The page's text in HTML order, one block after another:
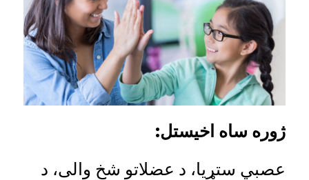
ژوره ساه اخیستل:
عصبي ستړیا، د عضلاتو شخ والی، د